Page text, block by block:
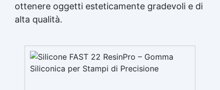
ottenere oggetti esteticamente gradevoli e di
alta qualità.